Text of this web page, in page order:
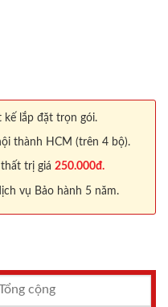
kế lắp đặt trọn gói.
thành HCM (trên 4 bộ).
trị giá 250.000đ.
vụ Bảo hành 5 năm.